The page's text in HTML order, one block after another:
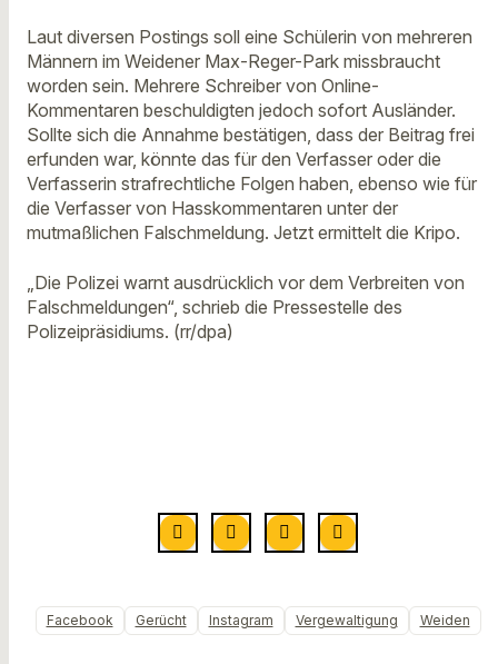
Laut diversen Postings soll eine Schülerin von mehreren
Männern im Weidener Max-Reger-Park missbraucht
worden sein. Mehrere Schreiber von Online-
Kommentaren beschuldigten jedoch sofort Ausländer.
Sollte sich die Annahme bestätigen, dass der Beitrag frei
erfunden war, könnte das für den Verfasser oder die
Verfasserin strafrechtliche Folgen haben, ebenso wie für
die Verfasser von Hasskommentaren unter der
mutmaßlichen Falschmeldung. Jetzt ermittelt die Kripo.
„Die Polizei warnt ausdrücklich vor dem Verbreiten von
Falschmeldungen“, schrieb die Pressestelle des
Polizeipräsidiums. (rr/dpa)
Facebook Gerücht Instagram Vergewaltigung Weiden